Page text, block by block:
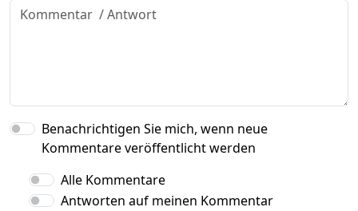
Benachrichtigen Sie mich, wenn neue
Kommentare veröffentlicht werden
Alle Kommentare
Antworten auf meinen Kommentar